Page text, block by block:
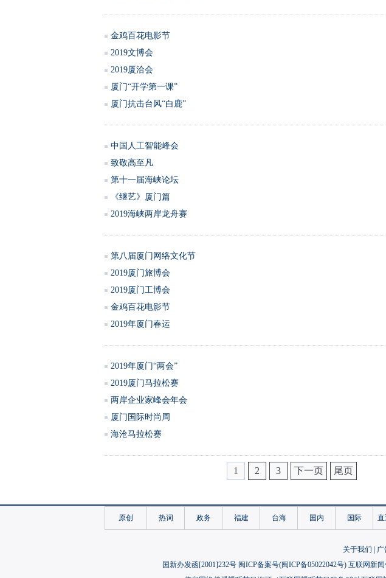
金鸡百花电影节
2019文博会
2019厦洽会
厦门“开学第一课”
厦门抗击台风“白鹿”
中国人工智能峰会
致敬高至凡
第十一届海峡论坛
《继艺》厦门篇
2019海峡两岸龙舟赛
第八届厦门网络文化节
2019厦门旅博会
2019厦门工博会
金鸡百花电影节
2019年厦门春运
2019年厦门“两会”
2019厦门马拉松赛
两岸企业家峰会年会
厦门国际时尚周
海沧马拉松赛
1 2 3 下一页 尾页
原创 热词 政务 福建 台海 国内 国际 直
关于我们 广
国新办发函[2001]232号 闽ICP备案号(闽ICP备05022042号) 互联网新闻